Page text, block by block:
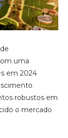
uma
em 2024
robustos em
o mercado